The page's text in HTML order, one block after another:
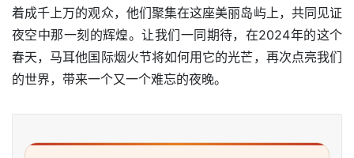
着成千上万的观众，他们聚集在这座美丽岛屿上，共同见证
夜空中那一刻的辉煌。让我们一同期待，在2024年的这个
春天，马耳他国际烟火节将如何用它的光芒，再次点亮我们
的世界，带来一个又一个难忘的夜晚。